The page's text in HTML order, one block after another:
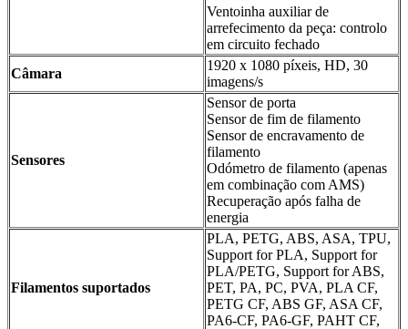
Ventoinha auxiliar de
arrefecimento da peça: controlo
em circuito fechado
Câmara
1920 x 1080 píxeis, HD, 30
imagens/s
Sensores
Sensor de porta
Sensor de fim de filamento
Sensor de encravamento de
filamento
Odómetro de filamento (apenas
em combinação com AMS)
Recuperação após falha de
energia
Filamentos suportados
PLA, PETG, ABS, ASA, TPU,
Support for PLA, Support for
PLA/PETG, Support for ABS,
PET, PA, PC, PVA, PLA CF,
PETG CF, ABS GF, ASA CF,
PA6-CF, PA6-GF, PAHT CF,